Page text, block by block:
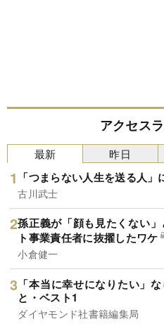
アクセス
最新
「つまらない人生を送る人
古川武士
孫正義が「顔も見たくない
ト事業責任者に抜擢したワケ
小倉健一
「本当に幸せになりたい」
と・ベスト1
ダイヤモンド社書籍編集局
昨日